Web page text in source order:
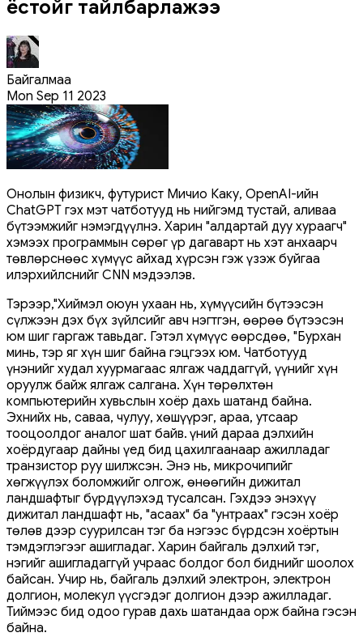
ёстойг тайлбарлажээ
Байгалмаа
Mon Sep 11 2023
Онолын физикч, футурист Мичио Каку, OpenAI-ийн
ChatGPT гэх мэт чатботууд нь нийгэмд тустай, аливаа
бүтээмжийг нэмэгдүүлнэ. Харин "алдартай дуу хураагч"
хэмээх программын сөрөг үр дагаварт нь хэт анхаарч
төвлөрснөөс хүмүүс айхад хүрсэн гэж үзэж буйгаа
илэрхийлснийг CNN мэдээлэв.
Тэрээр,"Хиймэл оюун ухаан нь, хүмүүсийн ​​бүтээсэн
сүлжээн дэх бүх зүйлсийг авч нэгтгэн, өөрөө бүтээсэн
юм шиг гаргаж тавьдаг. Гэтэл хүмүүс өөрсдөө, "Бурхан
минь, тэр яг хүн шиг байна гэцгээх юм. Чатботууд
үнэнийг худал хуурмагаас ялгаж чаддаггүй, үүнийг хүн
оруулж байж ялгаж салгана. Хүн төрөлхтөн
компьютерийн хувьслын хоёр дахь шатанд байна.
Эхнийх нь, саваа, чулуу, хөшүүрэг, араа, утсаар
тооцоолдог аналог шат байв. Үүний дараа дэлхийн
хоёрдугаар дайны үед бид цахилгаанаар ажилладаг
транзистор руу шилжсэн. Энэ нь, микрочипийг
хөгжүүлэх боломжийг олгож, өнөөгийн дижитал
ландшафтыг бүрдүүлэхэд тусалсан. Гэхдээ энэхүү
дижитал ландшафт нь, "асаах" ба "унтраах" гэсэн хоёр
төлөв дээр суурилсан тэг ба нэгээс бүрдсэн хоёртын
тэмдэглэгээг ашигладаг. Харин байгаль дэлхий тэг,
нэгийг ашигладаггүй учраас болдог бол биднийг шоолох
байсан. Учир нь, байгаль дэлхий электрон, электрон
долгион, молекул үүсгэдэг долгион дээр ажилладаг.
Тиймээс бид одоо гурав дахь шатандаа орж байна гэсэн
байна.